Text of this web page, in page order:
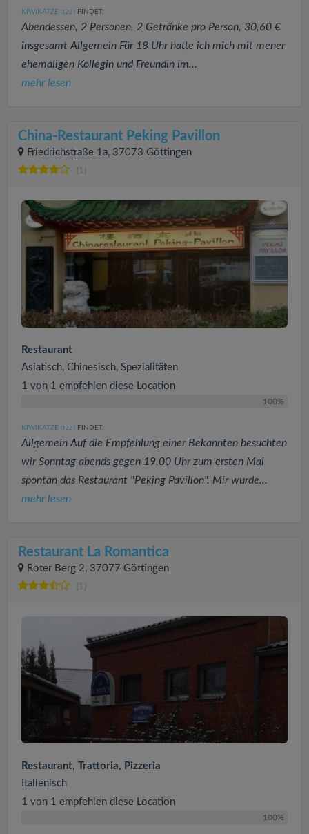
KIWIKATZE (122 ) FINDET:
Abendessen, 2 Personen, 2 Getränke pro Person, 30,60 €
insgesamt Allgemein Für 18 Uhr hatte ich mich mit mener
ehemaligen Kollegin und Freundin im...
mehr lesen
China-Restaurant Peking Pavillon
Friedrichstraße 1a, 37073 Göttingen
(1)
Restaurant
Asiatisch, Chinesisch, Spezialitäten
1 von 1 empfehlen diese Location
100%
KIWIKATZE (122 ) FINDET:
Allgemein Auf die Empfehlung einer Bekannten besuchten
wir Sonntag abends gegen 19.00 Uhr zum ersten Mal
spontan das Restaurant "Peking Pavillon". Mir wurde...
mehr lesen
Restaurant La Romantica
Roter Berg 2, 37077 Göttingen
(1)
Restaurant, Trattoria, Pizzeria
Italienisch
1 von 1 empfehlen diese Location
100%